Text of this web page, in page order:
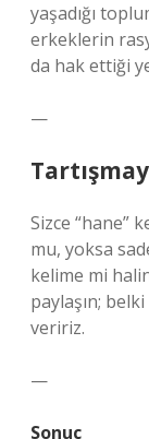
yaşadığı
erkeklerin
da hak ettiği
—
Sizce “hane”
mu, yoksa
kelime mi
paylaşın;
veririz.
—
Sonuç